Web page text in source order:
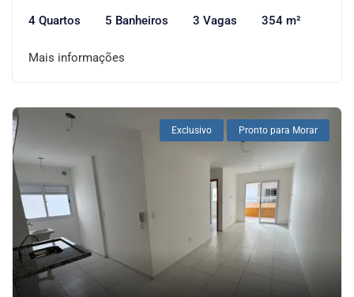
4 Quartos 5 Banheiros 3 Vagas 354 m²
Mais informações
Exclusivo Pronto para Morar